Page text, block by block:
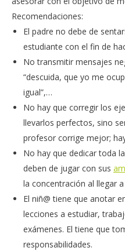
Recomendaciones:
El padre no debe de
estudiante con el fin de
No transmitir mensajes
“descuida, que yo me
igual”,…
No hay que corregir los
llevarlos perfectos, sino
profesor corrige mejor;
No hay que dedicar toda
deben de jugar con sus
la concentración al llegar a
El niñ@ tiene que anotar
lecciones a estudiar,
exámenes. El tiene que
responsabilidades.